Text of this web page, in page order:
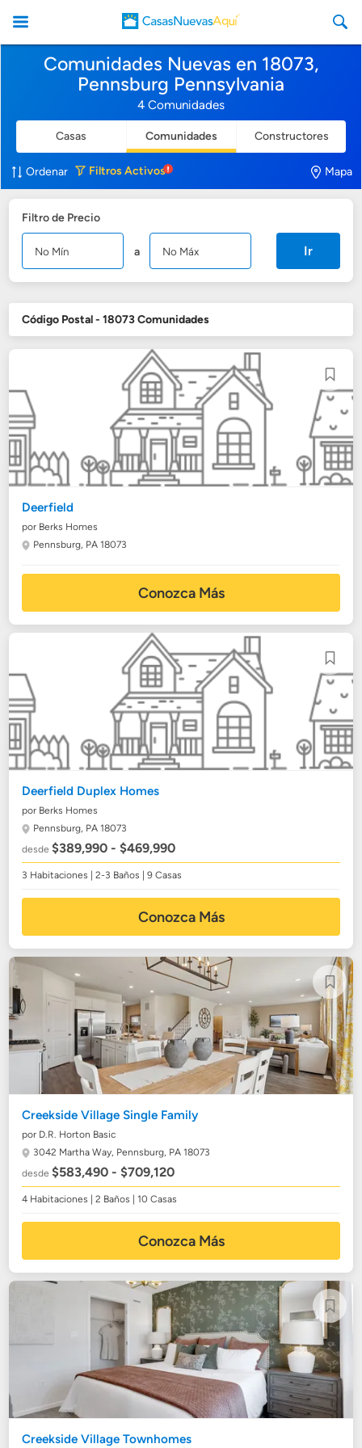
CasasNuevasAqui
Comunidades Nuevas en 18073,
Pennsburg Pennsylvania
4 Comunidades
Casas Comunidades Constructores
Ordenar Filtros Activos Mapa
Filtro de Precio
a Ir
Código Postal - 18073 Comunidades
Deerfield
por Berks Homes
Pennsburg, PA 18073
Conozca Más
Deerfield Duplex Homes
por Berks Homes
Pennsburg, PA 18073
desde$389,990 - $469,990
3 Habitaciones | 2-3 Baños | 9 Casas
Conozca Más
Creekside Village Single Family
por D.R. Horton Basic
3042 Martha Way, Pennsburg, PA 18073
desde$583,490 - $709,120
4 Habitaciones | 2 Baños | 10 Casas
Conozca Más
Creekside Village Townhomes